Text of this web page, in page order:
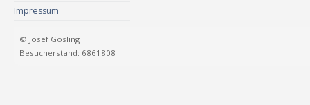
Impressum
© Josef Gosling
Besucherstand: 6861808